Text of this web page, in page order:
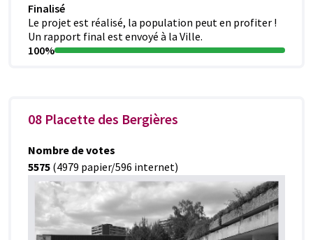
Finalisé
Le projet est réalisé, la population peut en profiter !
Un rapport final est envoyé à la Ville.
100%
08 Placette des Bergières
Nombre de votes
5575 (4979 papier/596 internet)